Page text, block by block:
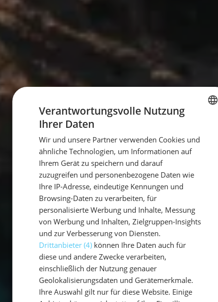
GERMAN
Verantwortungsvolle Nutzung
Ihrer Daten
Wir und unsere Partner verwenden Cookies und
ähnliche Technologien, um Informationen auf
Ihrem Gerät zu speichern und darauf
zuzugreifen und personenbezogene Daten wie
Ihre IP-Adresse, eindeutige Kennungen und
Browsing-Daten zu verarbeiten, für
personalisierte Werbung und Inhalte, Messung
von Werbung und Inhalten, Zielgruppen-Insights
und zur Verbesserung von Diensten.
Drittanbieter (4)können Ihre Daten auch für
diese und andere Zwecke verarbeiten,
einschließlich der Nutzung genauer
Geolokalisierungsdaten und Gerätemerkmale.
Ihre Auswahl gilt nur für diese Website. Einige